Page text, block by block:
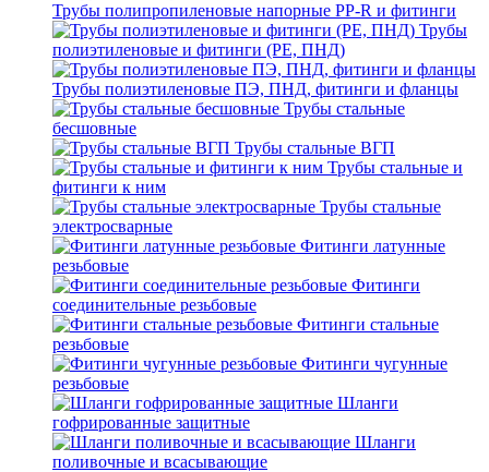
Трубы полипропиленовые напорные PP-R и фитинги
Трубы
полиэтиленовые и фитинги (PE, ПНД)
Трубы полиэтиленовые ПЭ, ПНД, фитинги и фланцы
Трубы стальные
бесшовные
Трубы стальные ВГП
Трубы стальные и
фитинги к ним
Трубы стальные
электросварные
Фитинги латунные
резьбовые
Фитинги
соединительные резьбовые
Фитинги стальные
резьбовые
Фитинги чугунные
резьбовые
Шланги
гофрированные защитные
Шланги
поливочные и всасывающие